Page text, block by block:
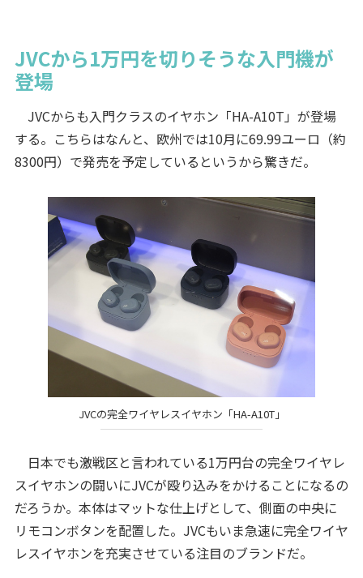
JVCから1万円を切りそうな入門機が
登場
JVCからも入門クラスのイヤホン「HA-A10T」が登場
する。こちらはなんと、欧州では10月に69.99ユーロ（約
8300円）で発売を予定しているというから驚きだ。
JVCの完全ワイヤレスイヤホン「HA-A10T」
日本でも激戦区と言われている1万円台の完全ワイヤレ
スイヤホンの闘いにJVCが殴り込みをかけることになるの
だろうか。本体はマットな仕上げとして、側面の中央に
リモコンボタンを配置した。JVCもいま急速に完全ワイヤ
レスイヤホンを充実させている注目のブランドだ。